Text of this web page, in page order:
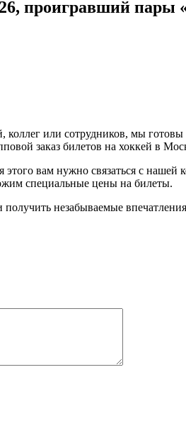
проигравший пары
или сотрудников, мы
заказ билетов на хоккей в
этого вам нужно связаться с
специальные цены на билеты.
незабываемые